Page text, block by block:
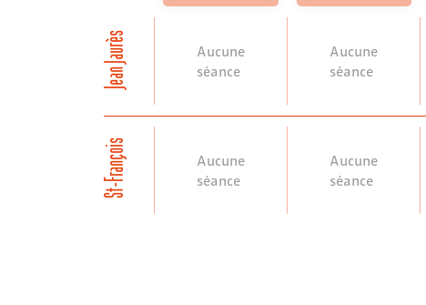
Jean Jaurès
St-François
Aucune
séance
Aucune
séance
Aucune
séance
Aucune
séance